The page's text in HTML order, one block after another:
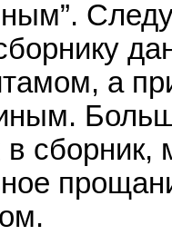
а
сборник,